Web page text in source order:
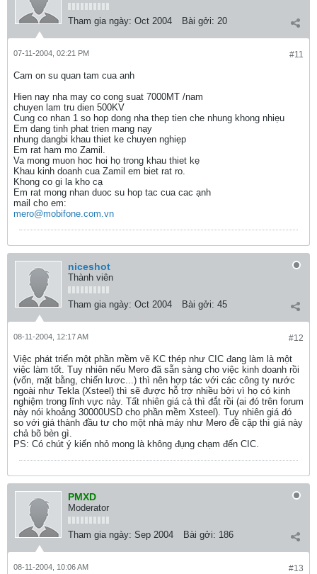
Tham gia ngày: Oct 2004 Bài gởi: 20
#11
07-11-2004, 02:21 PM
Cam on su quan tam cua anh
Hien nay nha may co cong suat 7000MT /nam
chuyen lam tru dien 500KV
Cung co nhan 1 so hop dong nha thep tien che nhung khong nhiẹu
Em dang tinh phat trien mang nạy
nhung dangbi khau thiet ke chuyen nghiẹp
Em rat ham mo Zamil.
Va mong muon hoc hoi họ trong khau thiet kẹ
Khau kinh doanh cua Zamil em biet rat ro.
Khong co gi la kho cạ
Em rat mong nhan duoc su hop tac cua cac ạnh
mail cho em:
mero@mobifone.com.vn
niceshot
Thành viên
Tham gia ngày: Oct 2004 Bài gởi: 45
#12
08-11-2004, 12:17 AM
Việc phát triển một phần mềm vẽ KC thép như CIC đang làm là một
việc làm tốt. Tuy nhiên nếu Mero đã sẵn sàng cho việc kinh doanh rồi
(vốn, mặt bằng, chiến lươc...) thì nên hợp tác với các công ty nước
ngoài như Tekla (Xsteel) thì sẽ được hỗ trợ nhiều bởi vì họ có kinh
nghiệm trong lĩnh vực này. Tất nhiên giá cả thì đắt rồi (ai đó trên forum
này nói khoảng 30000USD cho phần mềm Xsteel). Tuy nhiên giá đó
so với giá thành đầu tư cho một nhà máy như Mero đề cập thì giá này
chả bõ bèn gì.
PS: Có chút ý kiến nhỏ mong là không đụng chạm đến CIC.
PMXD
Moderator
Tham gia ngày: Sep 2004 Bài gởi: 186
#13
08-11-2004, 10:06 AM